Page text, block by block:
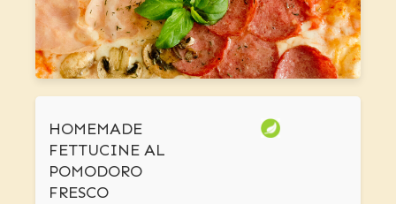
HOMEMADE
FETTUCINE AL
POMODORO
FRESCO